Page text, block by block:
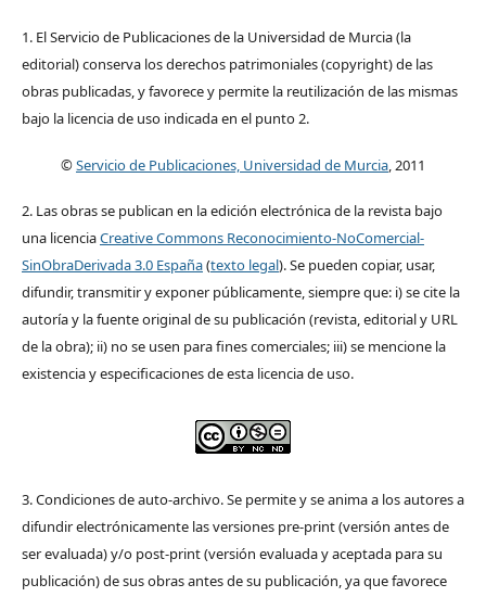
1. El Servicio de Publicaciones de la Universidad de Murcia (la
editorial) conserva los derechos patrimoniales (copyright) de las
obras publicadas, y favorece y permite la reutilización de las mismas
bajo la licencia de uso indicada en el punto 2.
©Servicio de Publicaciones, Universidad de Murcia, 2011
2. Las obras se publican en la edición electrónica de la revista bajo
una licenciaCreative Commons Reconocimiento-NoComercial-
SinObraDerivada 3.0 España(texto legal). Se pueden copiar, usar,
difundir, transmitir y exponer públicamente, siempre que: i) se cite la
autoría y la fuente original de su publicación (revista, editorial y URL
de la obra); ii) no se usen para fines comerciales; iii) se mencione la
existencia y especificaciones de esta licencia de uso.
3. Condiciones de auto-archivo. Se permite y se anima a los autores a
difundir electrónicamente las versiones pre-print (versión antes de
ser evaluada) y/o post-print (versión evaluada y aceptada para su
publicación) de sus obras antes de su publicación, ya que favorece